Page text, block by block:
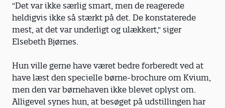
"Det var ikke særlig smart, men de reagerede
heldigvis ikke så stærkt på det. De konstaterede
mest, at det var underligt og ulækkert," siger
Elsebeth Bjørnes.
Hun ville gerne have været bedre forberedt ved at
have læst den specielle børne-brochure om Kvium,
men den var børnehaven ikke blevet oplyst om.
Alligevel synes hun, at besøget på udstillingen har